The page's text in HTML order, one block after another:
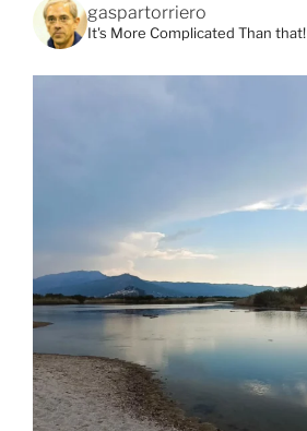
gaspartorriero
It's More Complicated Than that!